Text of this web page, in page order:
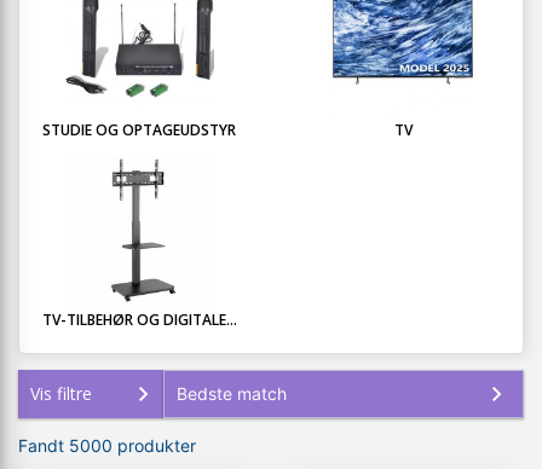
STUDIE OG OPTAGEUDSTYR TV
TV-TILBEHØR OG DIGITALE...
Vis filtre
Fandt 5000 produkter